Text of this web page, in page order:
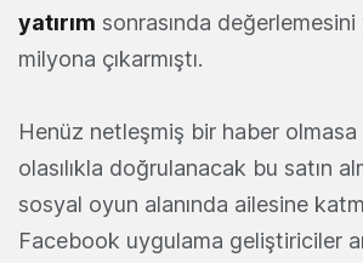
yatırım sonrasında
milyona çıkarmıştı.
Henüz netleşmiş bir haber
olasılıkla doğrulanacak bu satın
sosyal oyun alanında ailesine
Facebook uygulama geliştiriciler